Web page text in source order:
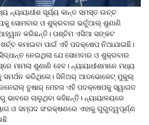
ନ୍ୟାୟାଧୀଶ ସୂର୍ଯ୍ୟ କାନ୍ତ ସମସ୍ତ ଉଚ୍ଚ
ସୋମବାର ଓ ଶୁକ୍ରବାର ଭର୍ଚୁଆଲ୍ ଶୁଣାଣି
କରିଛନ୍ତି। ପଶ୍ଚିମ ଏସିଆ ସଙ୍କଟ
କମାଇବା ପାଇଁ ଏହି ପଦକ୍ଷେପ ନିଆଯାଇଛି।
ନେଇଥିଲା ଯେ ସୋମବାର ଓ ଶୁକ୍ରବାର
ମାମଲା ଶୁଣାଣି ହେବ। ନ୍ୟାୟାଧୀଶମାନେ ମଧ୍ୟ
ସମର୍ଥନ କରିଥିଲେ। ସିନିଅର୍ ଆଡଭୋକେଟ୍ ମୁକୁଲ୍
ତୁଷାର୍ ମେହତା ଏହି ପଦକ୍ଷେପକୁ ସ୍ୱାଗତ
ଭାବରେ ଚାଲୁଥିବା କହିଛନ୍ତି। ନ୍ୟାୟାଳୟରେ
ଓ ସମ୍ପଦ ସଂରକ୍ଷଣରେ ଏହାକୁ ଗୁରୁତ୍ୱପୂର୍ଣ୍ଣ